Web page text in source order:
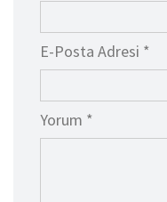
E-Posta Adresi *
Yorum *